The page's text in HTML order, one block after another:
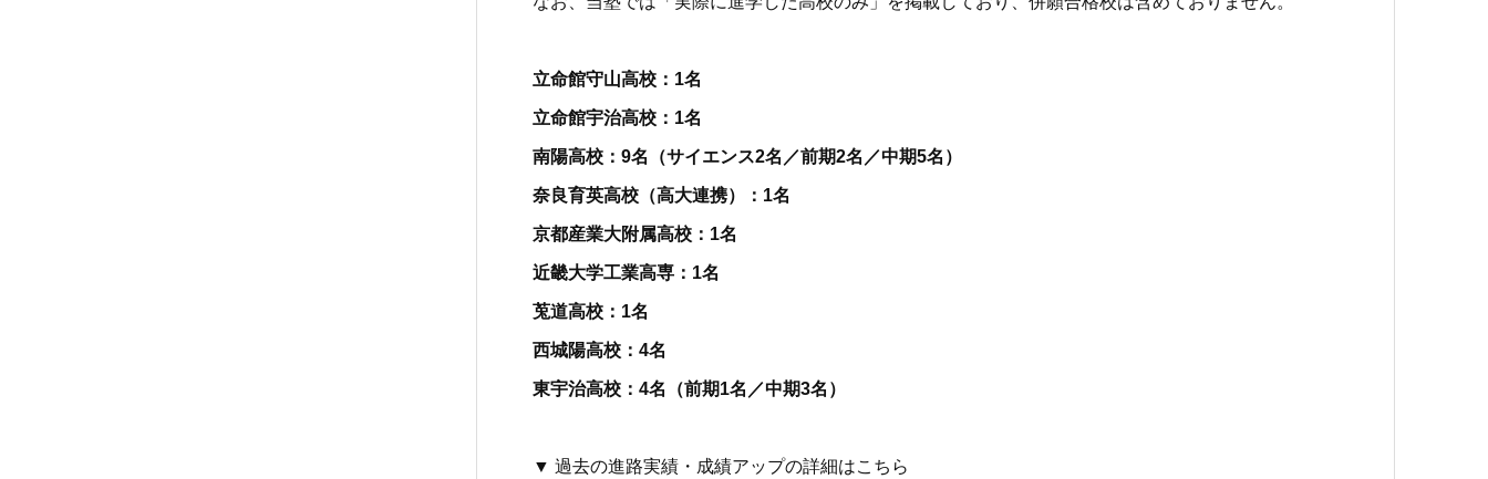
立命館守山高校：1名
立命館宇治高校：1名
南陽高校：9名（サイエンス2名／前期2名／中期5名）
奈良育英高校（高大連携）：1名
京都産業大附属高校：1名
近畿大学工業高専：1名
莵道高校：1名
西城陽高校：4名
東宇治高校：4名（前期1名／中期3名）
▼ 過去の進路実績・成績アップの詳細はこちら